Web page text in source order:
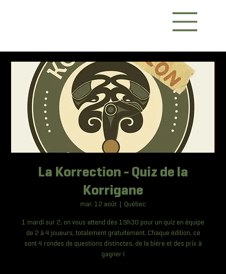
La Korrection - Quiz de la
Korrigane
mar. 12 août
  |
Québec
1 mardi sur 2, on vous attend dès 19h30 pour un quiz en équipe
de 2 à 4 joueurs, totalement gratuitement. Chaque édition, ce
sont 4 rondes de questions distinctes, de la bière et des prix à
gagner !